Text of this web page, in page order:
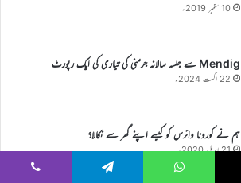
10 ستمبر 2019ء
Mendig سے جلسہ سالانہ جرمنی کی تیاری کی ایک رپورٹ
22 اگست 2024ء
ہم نے کورونا وائرس کو کیسے اپنے گھر سے نکالا؟
21 اپریل 2020ء